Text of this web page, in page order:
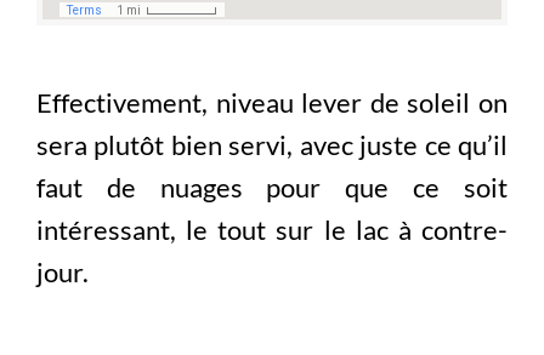
Effectivement, niveau lever de soleil on
sera plutôt bien servi, avec juste ce qu’il
faut de nuages pour que ce soit
intéressant, le tout sur le lac à contre-
jour.